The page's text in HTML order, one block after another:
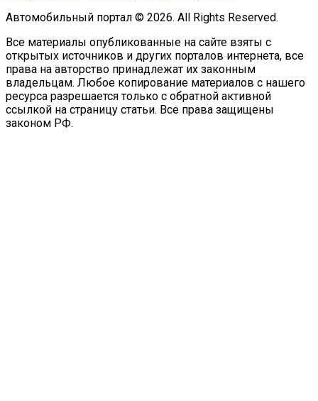
Автомобильный портал © 2026. All Rights Reserved.
Все материалы опубликованные на сайте взяты с
открытых источников и других порталов интернета, все
права на авторство принадлежат их законным
владельцам. Любое копирование материалов с нашего
ресурса разрешается только с обратной активной
ссылкой на страницу статьи. Все права защищены
законом РФ.